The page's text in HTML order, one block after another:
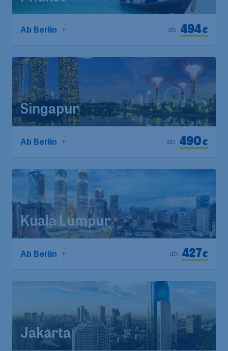
Ab Berlin €
494
ab
Singapur
Ab Berlin €
490
ab
Kuala Lumpur
Ab Berlin €
427
ab
Jakarta